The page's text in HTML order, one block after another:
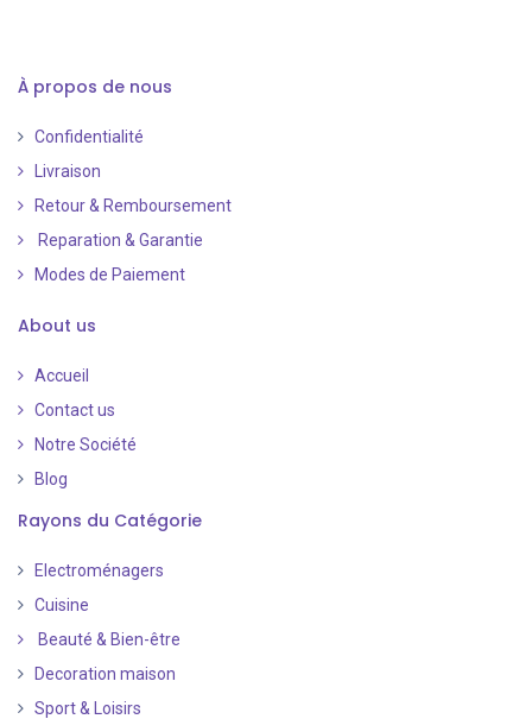
À propos de nous
Confidentialité
Livraison
Retour & Remboursement
Reparation & Garantie
Modes de Paiement
About us
Accueil
Contact us
Notre Société
Blog
Rayons du Catégorie
Electroménagers
Cuisine
Beauté & Bien-être
Decoration maison
Sport & Loisirs